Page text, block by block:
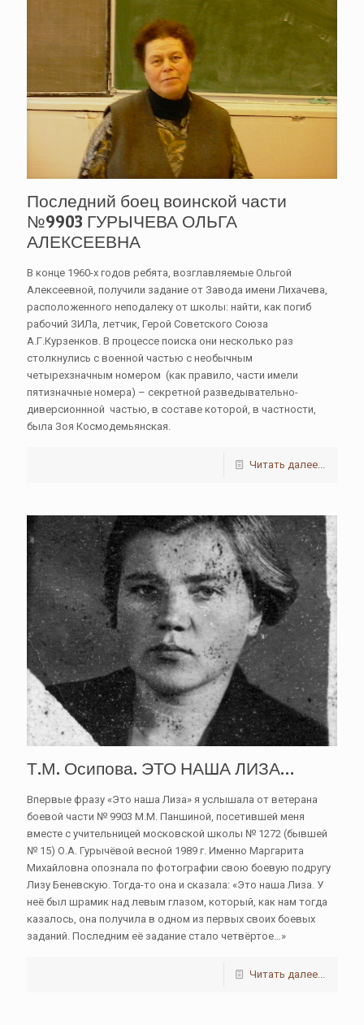
Последний боец воинской части
№9903 ГУРЫЧЕВА ОЛЬГА
АЛЕКСЕЕВНА
В конце 1960-х годов ребята, возглавляемые Ольгой
Алексеевной, получили задание от Завода имени Лихачева,
расположенного неподалеку от школы: найти, как погиб
рабочий ЗИЛа, летчик, Герой Советского Союза
А.Г.Курзенков. В процессе поиска они несколько раз
столкнулись с военной частью с необычным
четырехзначным номером (как правило, части имели
пятизначные номера) – секретной разведывательно-
диверсионнной частью, в составе которой, в частности,
была Зоя Космодемьянская.
Читать далее...
Т.М. Осипова. ЭТО НАША ЛИЗА…
Впервые фразу «Это наша Лиза» я услышала от ветерана
боевой части № 9903 М.М. Паншиной, посетившей меня
вместе с учительницей московской школы № 1272 (бывшей
№ 15) О.А. Гурычёвой весной 1989 г. Именно Маргарита
Михайловна опознала по фотографии свою боевую подругу
Лизу Беневскую. Тогда-то она и сказала: «Это наша Лиза. У
неё был шрамик над левым глазом, который, как нам тогда
казалось, она получила в одном из первых своих боевых
заданий. Последним её задание стало четвёртое…»
Читать далее...